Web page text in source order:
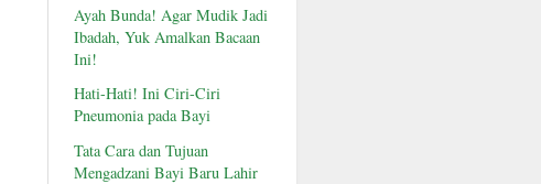
Ayah Bunda! Agar Mudik Jadi
Ibadah, Yuk Amalkan Bacaan
Ini!
Hati-Hati! Ini Ciri-Ciri
Pneumonia pada Bayi
Tata Cara dan Tujuan
Mengadzani Bayi Baru Lahir